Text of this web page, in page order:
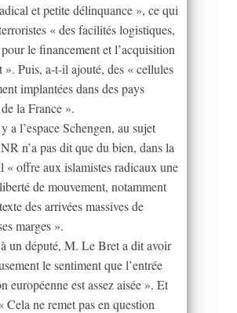
et petite délinquance », ce qui
« des facilités logistiques,
le financement et l’acquisition
». Puis, a-t-il ajouté, des « cellules
implantées dans des pays
la France ».
a l’espace Schengen, au sujet
n’a pas dit que du bien, dans la
« offre aux islamistes radicaux une
de mouvement, notamment
des arrivées massives de
marges ».
un député, M. Le Bret a dit avoir
le sentiment que l’entrée
européenne est assez aisée ». Et
Cela ne remet pas en question